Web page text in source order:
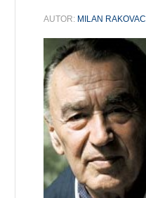
AUTOR: MILAN RAKOVAC